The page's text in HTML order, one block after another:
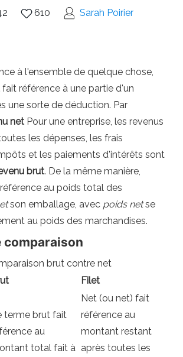
610 Sarah Poirier
à l'ensemble de quelque chose,
fait référence à une partie d'un
une sorte de déduction. Par
net Pour une entreprise, les revenus
les dépenses, les frais
et les paiements d'intérêts sont
brut. De la même manière,
au poids total des
etson emballage, avec poids netse
au poids des marchandises.
comparaison
brut contre net
Filet
terme brut fait
au
total fait à
Net (ou net) fait
référence au
montant restant
après toutes les